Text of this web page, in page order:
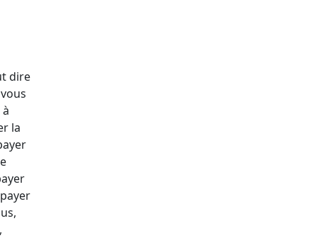
dire
la